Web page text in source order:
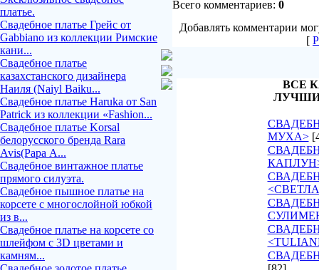
платье.
Свадебное платье Грейс от
Gabbiano из коллекции Римские
кани...
Свадебное платье
казахстанского дизайнера
Наиля (Naiyl Baiku...
Свадебное платье Haruka от San
Patrick из коллекции «Fashion...
Свадебное платье Korsal
белорусского бренда Rara
Avis(Рара А...
Свадебное винтажное платье
прямого силуэта.
Свадебное пышное платье на
корсете с многослойной юбкой
из в...
Свадебное платье на корсете со
шлейфом с 3D цветами и
камням...
Всего комментариев: 0
Добавлять комментарии
[
ВСЕ
МУХА>